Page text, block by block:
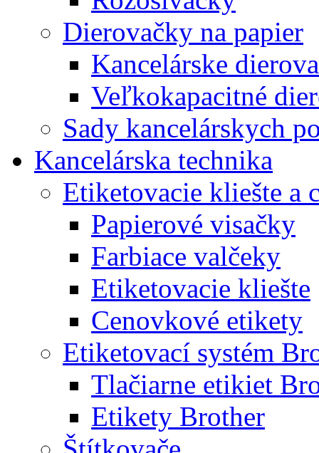
Dierovačky na papier
Kancelárske
Veľkokapacitné
Sady kancelárskych
Kancelárska technika
Etiketovacie kliešte a
Papierové visačky
Farbiace valčeky
Etiketovacie kliešte
Cenovkové etikety
Etiketovací systém
Tlačiarne etikiet
Etikety Brother